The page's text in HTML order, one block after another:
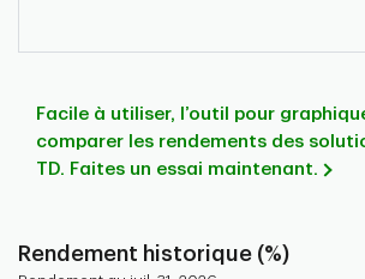
Facile à utiliser, l’outil pour
comparer les rendements des
TD. Faites un essai maintenant.
Rendement historique (%)